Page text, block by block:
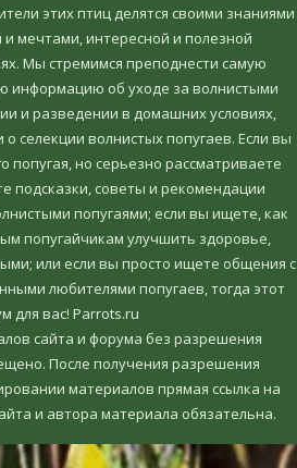
этих птиц делятся своими знаниями
мечтами, интересной и полезной
Мы стремимся преподнести самую
информацию об уходе за волнистыми
и разведении в домашних условиях,
селекции волнистых попугаев. Если вы
попугая, но серьезно рассматриваете
подсказки, советы и рекомендации
попугаями; если вы ищете, как
попугайчикам улучшить здоровье,
или если вы просто ищете общения с
любителями попугаев, тогда этот
для вас! Parrots.ru
сайта и форума без разрешения
После получения разрешения
материалов прямая ссылка на
и автора материала обязательна.